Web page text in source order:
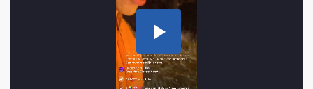
Play
Video